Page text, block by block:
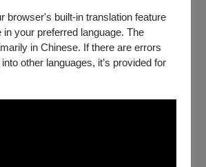
browser's built-in translation feature
in your preferred language. The
in Chinese. If there are errors
other languages, it’s provided for
本中心電影票券，可享會員優惠價（僅
App 線上折抵，實體交易不適用）。
幣特選場票券」（場次有「文」圖樣
一人免費優惠（無法與其他優惠合併使
180元／張